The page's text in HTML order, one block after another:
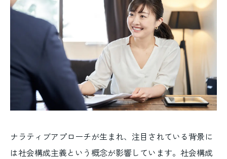
ナラティブアプローチが生まれ、注目されている背景に
は社会構成主義という概念が影響しています。社会構成